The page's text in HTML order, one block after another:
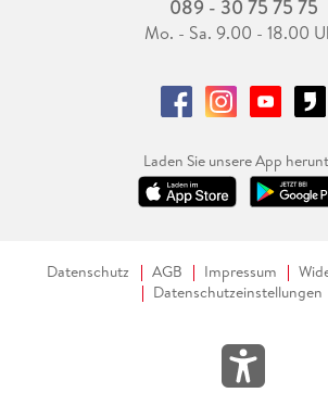
089 - 30 75 75 75
Mo. - Sa. 9.00 - 18.00
Laden Sie unsere App
Datenschutz AGB Impressum
Datenschutzeinstellungen